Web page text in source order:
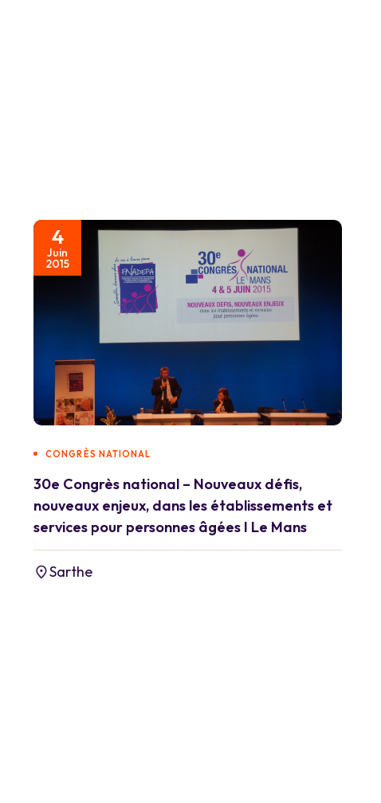
4
Juin
2015
CONGRÈS NATIONAL
30e Congrès national – Nouveaux défis,
nouveaux enjeux, dans les établissements et
services pour personnes âgées I Le Mans
Sarthe